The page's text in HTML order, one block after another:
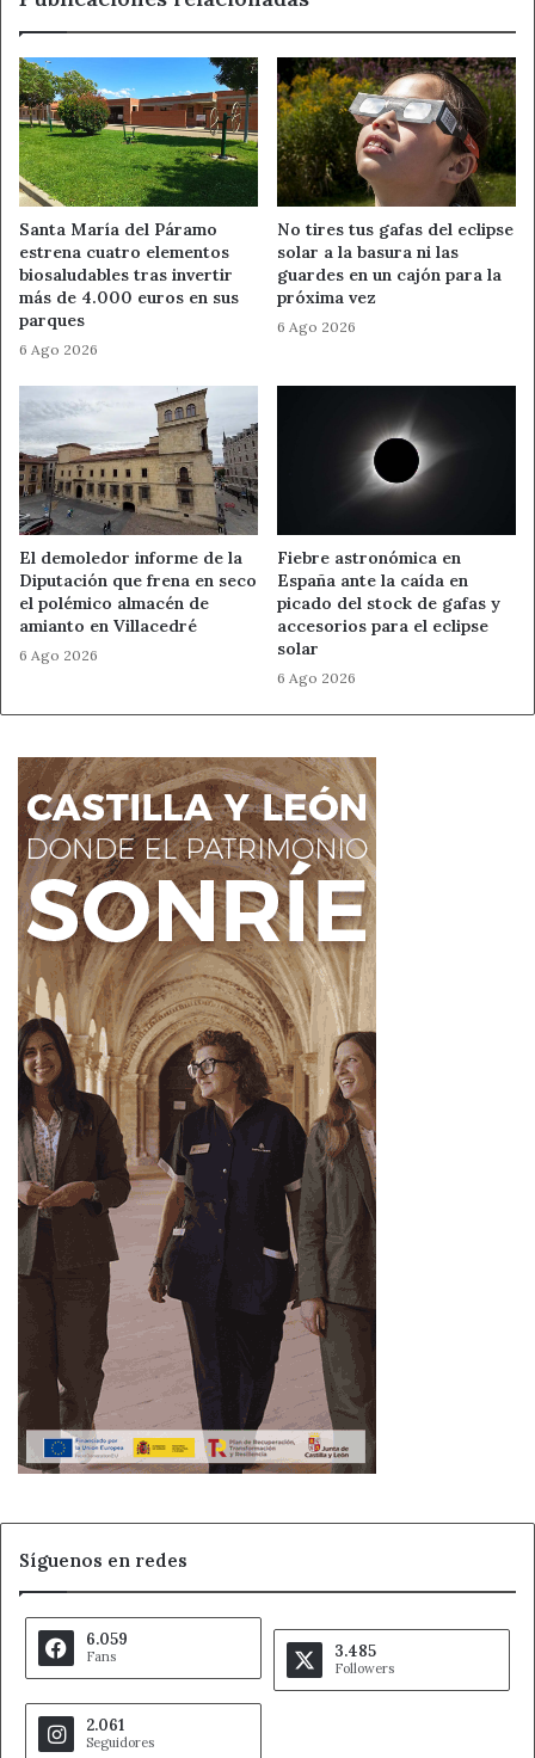
Santa María del Páramo
estrena cuatro elementos
biosaludables tras invertir
más de 4.000 euros en sus
parques
6 Ago 2026
No tires tus gafas del eclipse
solar a la basura ni las
guardes en un cajón para la
próxima vez
6 Ago 2026
El demoledor informe de la
Diputación que frena en seco
el polémico almacén de
amianto en Villacedré
6 Ago 2026
Fiebre astronómica en
España ante la caída en
picado del stock de gafas y
accesorios para el eclipse
solar
6 Ago 2026
Síguenos en redes
6.059
Fans 3.485
Followers
2.061
Seguidores